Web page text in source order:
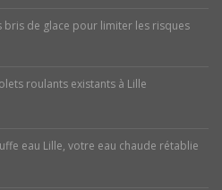
bris de glace pour limiter les risques
roulants existants à Lille
eau Lille, votre eau chaude rétablie